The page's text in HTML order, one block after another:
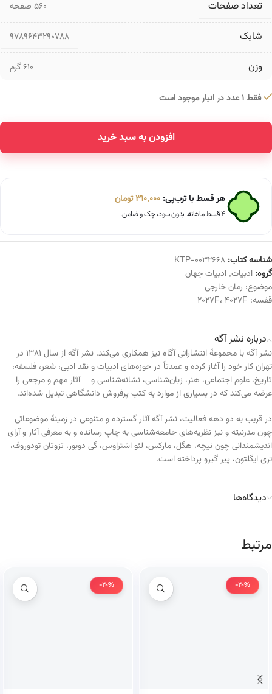
تعداد صفحات ۵۶۰ صفحه
شابک 9789643290788
وزن 610 گرم
فقط 1 عدد در انبار موجود است
افزودن به سبد خرید
هر قسط با ترب‌پی: 310,000تومان
۴ قسط ماهانه. بدون سود، چک و ضامن.
شناسه کتاب: KTP-0032668
گروه: ادبیات, ادبیات جهان
موضوع: رمان خارجی
قفسه:
2027F، 4027F
درباره نشر آگه
نشر آگه با مجموعهٔ انتشاراتی آگاه نیز همکاری می‌کند. نشر آگه از سال ۱۳۸۱ در
تهران کار خود را آغاز کرده و عمدتاً در حوزه‌های ادبیات و نقد ادبی، شعر، فلسفه،
تاریخ، علوم اجتماعی، هنر، زبان‌شناسی، نشانه‌شناسی و …آثار مهم و مرجعی را
عرضه می‌کند که در بسیاری از موارد به کتب پرفروش دانشگاهی تبدیل شده‌اند.
در قریب به دو دهه فعالیت، نشر آگه آثار گسترده و متنوعی در زمینهٔ موضوعاتی
چون مدرنیته و نیز نظریه‌های جامعه‌شناسی به چاپ رسانده و به معرفی آثار و آرای
اندیشمندانی چون نیچه، هگل، مارکس، لئو اشتراوس، گی دوبور، تزوتان تودوروف،
تری ایگلتون، پیر گیرو پرداخته‌ است.
دیدگاه‌ها
مرتبط
-20%
-20%